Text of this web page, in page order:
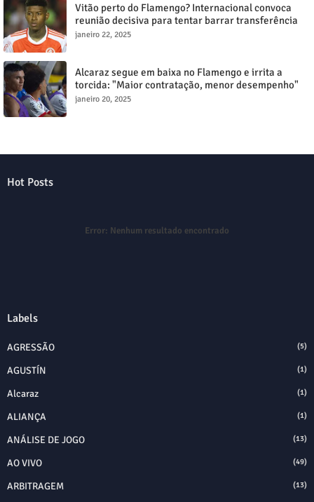
Vitão perto do Flamengo? Internacional convoca
reunião decisiva para tentar barrar transferência
milionária
janeiro 22, 2025
Alcaraz segue em baixa no Flamengo e irrita a
torcida: "Maior contratação, menor desempenho"
janeiro 20, 2025
Hot Posts
Error: Nenhum resultado encontrado
Labels
AGRESSÃO (5)
AGUSTÍN (1)
Alcaraz (1)
ALIANÇA (1)
ANÁLISE DE JOGO (13)
AO VIVO (49)
ARBITRAGEM (13)